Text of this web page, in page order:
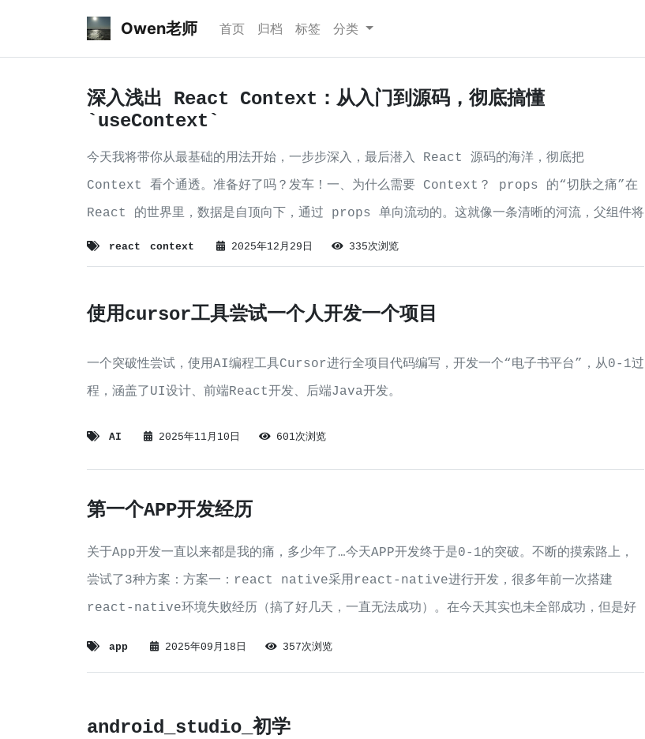
Owen老师 首页 归档 标签 分类
深入浅出 React Context：从入门到源码，彻底搞懂
`useContext`
今天我将带你从最基础的用法开始，一步步深入，最后潜入 React 源码的海洋，彻底把
Context 看个通透。准备好了吗？发车！一、为什么需要 Context？ props 的“切肤之痛”在
React 的世界里，数据是自顶向下，通过 props 单向流动的。这就像一条清晰的河流，父组件将
数据缓缓
react context 2025年12月29日 335次浏览
使用cursor工具尝试一个人开发一个项目
一个突破性尝试，使用AI编程工具Cursor进行全项目代码编写，开发一个“电子书平台”，从0-1过
程，涵盖了UI设计、前端React开发、后端Java开发。
AI 2025年11月10日 601次浏览
第一个APP开发经历
关于App开发一直以来都是我的痛，多少年了…今天APP开发终于是0-1的突破。不断的摸索路上，
尝试了3种方案：方案一：react native采用react-native进行开发，很多年前一次搭建
react-native环境失败经历（搞了好几天，一直无法成功）。在今天其实也未全部成功，但是好
app 2025年09月18日 357次浏览
android_studio_初学